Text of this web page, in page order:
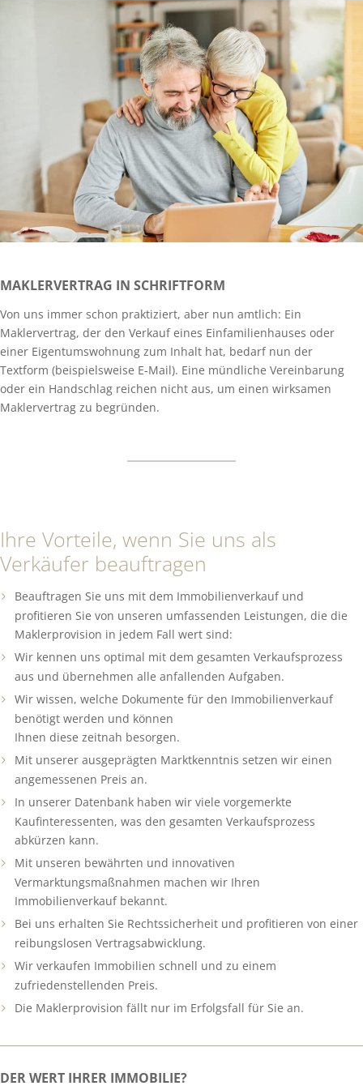
MAKLERVERTRAG IN SCHRIFTFORM
Von uns immer schon praktiziert, aber nun amtlich: Ein
Maklervertrag, der den Verkauf eines Einfamilienhauses oder
einer Eigentumswohnung zum Inhalt hat, bedarf nun der
Textform (beispielsweise E-Mail). Eine mündliche Vereinbarung
oder ein Handschlag reichen nicht aus, um einen wirksamen
Maklervertrag zu begründen.
Ihre Vorteile, wenn Sie uns als
Verkäufer beauftragen
Beauftragen Sie uns mit dem Immobilienverkauf und
profitieren Sie von unseren umfassenden Leistungen, die die
Maklerprovision in jedem Fall wert sind:
Wir kennen uns optimal mit dem gesamten Verkaufsprozess
aus und übernehmen alle anfallenden Aufgaben.
Wir wissen, welche Dokumente für den Immobilienverkauf
benötigt werden und können
Ihnen diese zeitnah besorgen.
Mit unserer ausgeprägten Marktkenntnis setzen wir einen
angemessenen Preis an.
In unserer Datenbank haben wir viele vorgemerkte
Kaufinteressenten, was den gesamten Verkaufsprozess
abkürzen kann.
Mit unseren bewährten und innovativen
Vermarktungsmaßnahmen machen wir Ihren
Immobilienverkauf bekannt.
Bei uns erhalten Sie Rechtssicherheit und profitieren von einer
reibungslosen Vertragsabwicklung.
Wir verkaufen Immobilien schnell und zu einem
zufriedenstellenden Preis.
Die Maklerprovision fällt nur im Erfolgsfall für Sie an.
DER WERT IHRER IMMOBILIE?